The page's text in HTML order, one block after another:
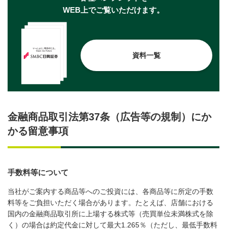
WEB上でご覧いただけます。
資料一覧
金融商品取引法第37条（広告等の規制）にか
かる留意事項
手数料等について
当社がご案内する商品等へのご投資には、各商品等に所定の手数
料等をご負担いただく場合があります。たとえば、店舗における
国内の金融商品取引所に上場する株式等（売買単位未満株式を除
く）の場合は約定代金に対して最大1.265％（ただし、最低手数料